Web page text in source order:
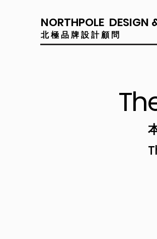
NORTHPOLE DESIGN
​​北極品牌設計顧問